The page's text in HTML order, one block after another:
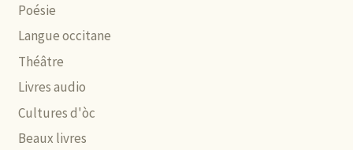
Poésie
Langue occitane
Théâtre
Livres audio
Cultures d'òc
Beaux livres